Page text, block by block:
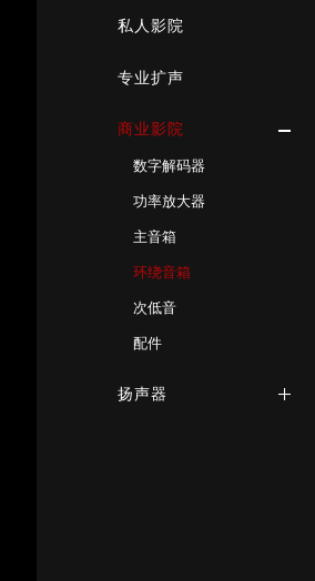
私人影院
专业扩声
商业影院
数字解码器
功率放大器
主音箱
环绕音箱
次低音
配件
扬声器